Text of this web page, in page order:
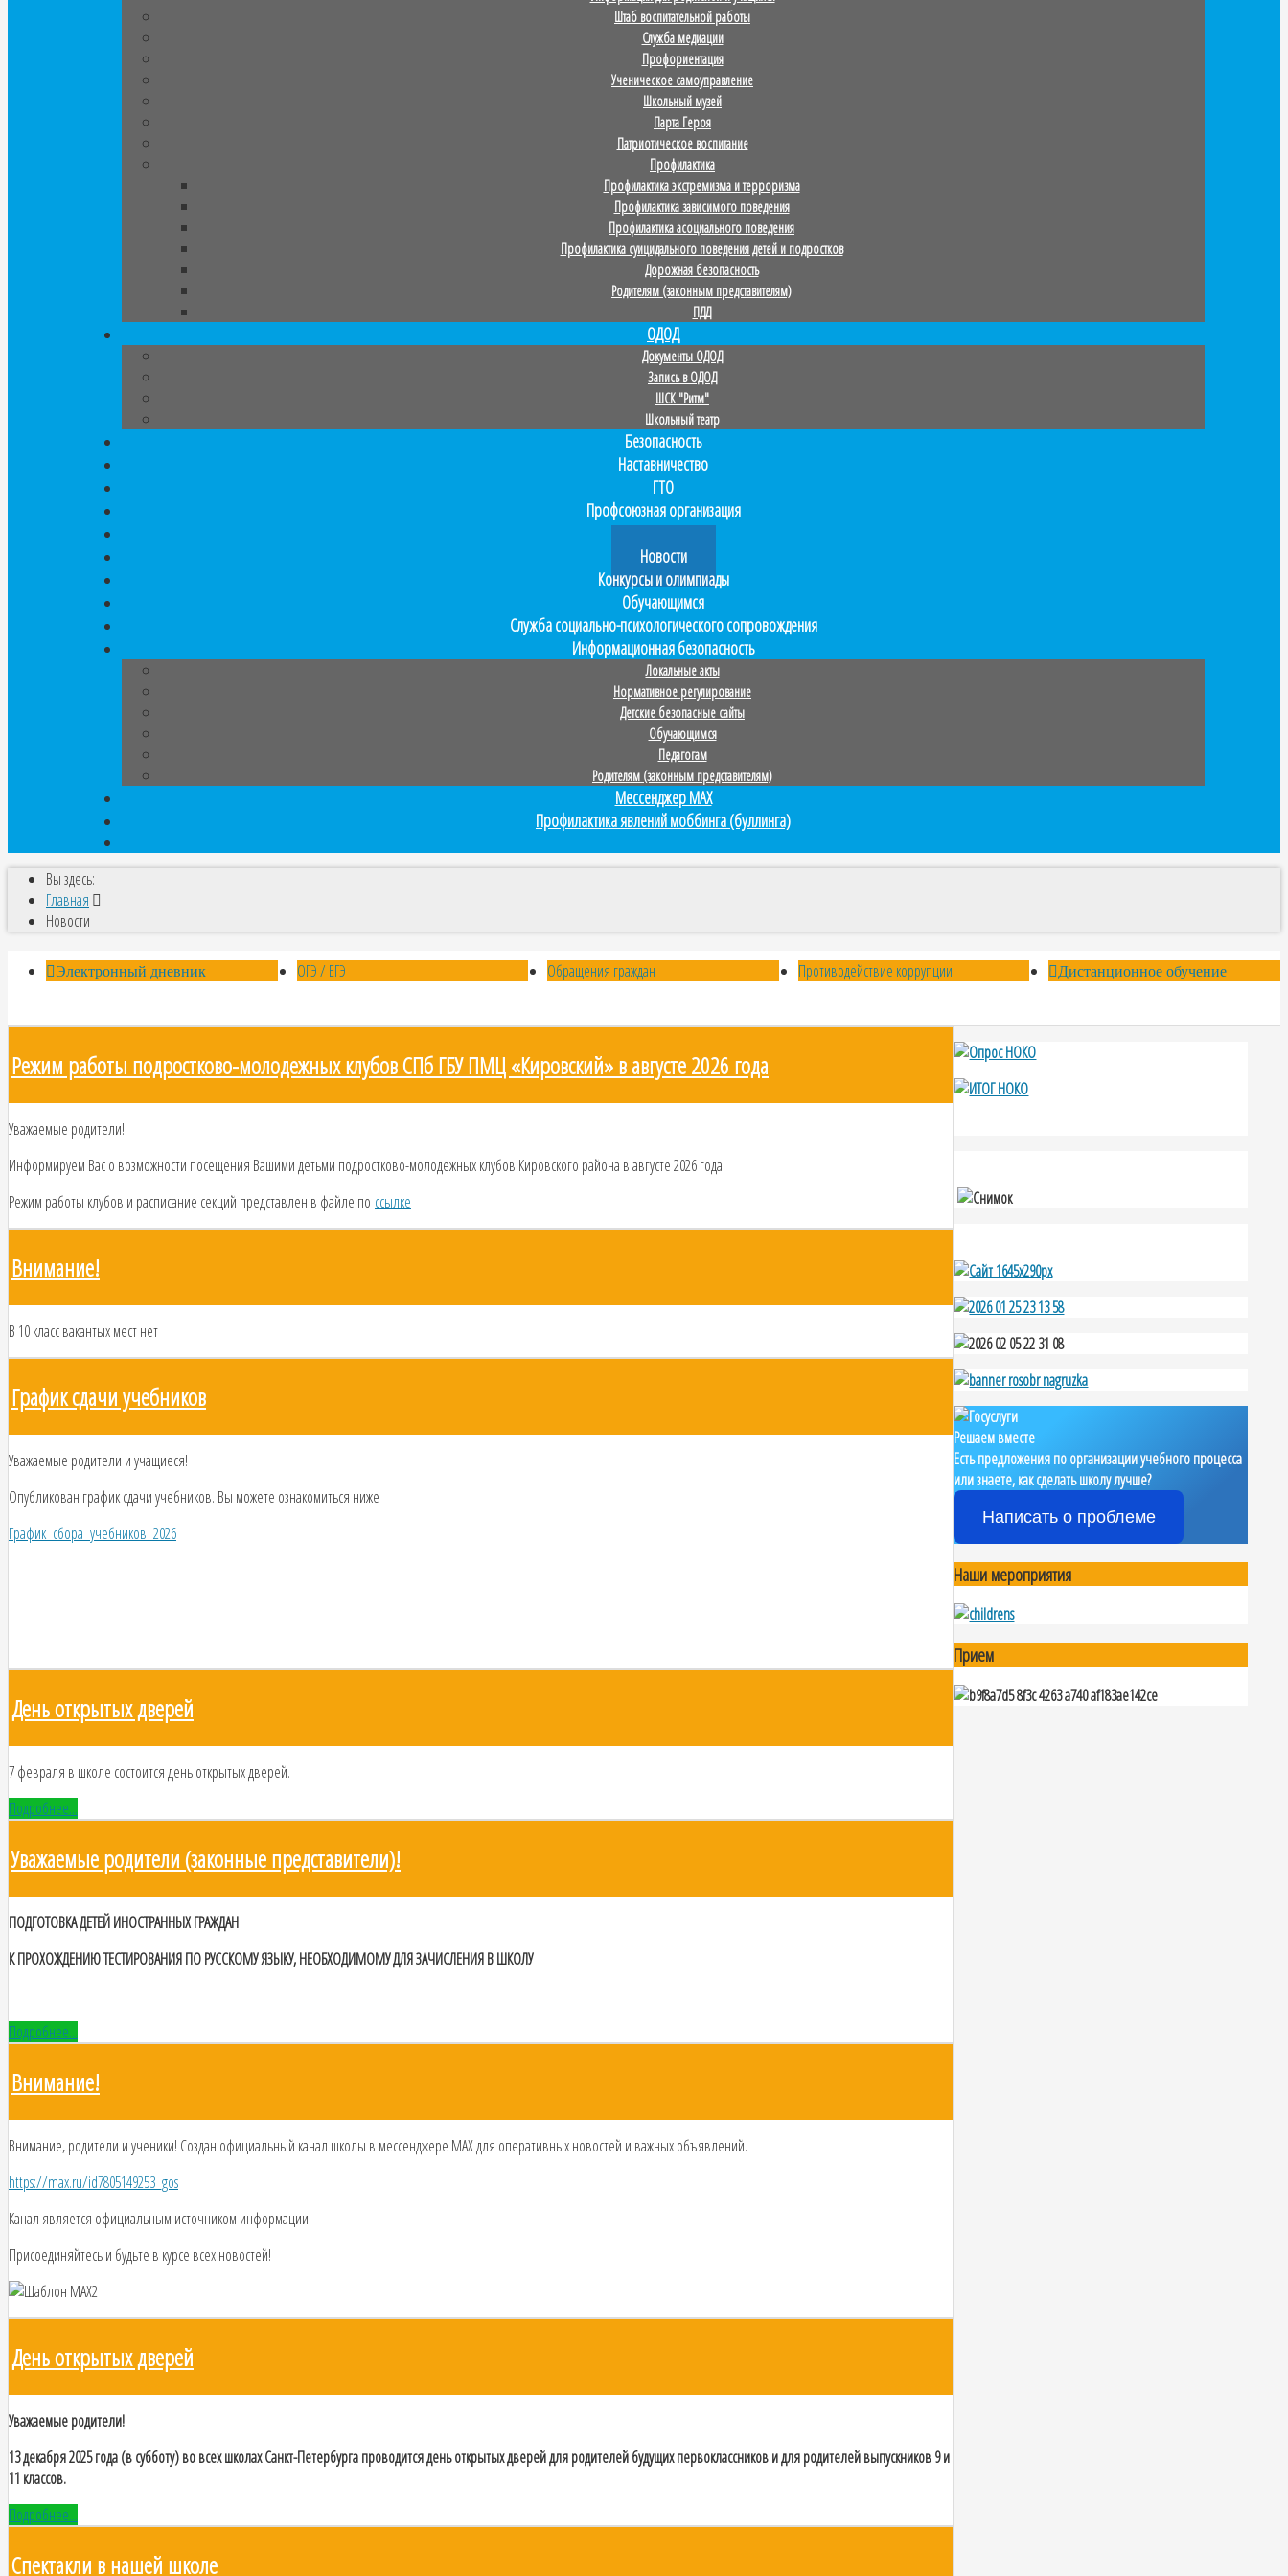
Штаб воспитательной работы
Служба медиации
Профориентация
Ученическое самоуправление
Школьный музей
Парта Героя
Патриотическое воспитание
Профилактика
Профилактика экстремизма и терроризма
Профилактика зависимого поведения
Профилактика асоциального поведения
Профилактика суицидального поведения детей и подростков
Дорожная безопасность
Родителям (законным представителям)
ПДД
ОДОД
Документы ОДОД
Запись в ОДОД
ШСК "Ритм"
Школьный театр
Безопасность
Наставничество
ГТО
Профсоюзная организация
Прием в 1 класс
Новости
Конкурсы и олимпиады
Обучающимся
Служба социально-психологического сопровождения
Информационная безопасность
Локальные акты
Нормативное регулирование
Детские безопасные сайты
Обучающимся
Педагогам
Родителям (законным представителям)
Мессенджер MAX
Профилактика явлений моббинга (буллинга)
Вы здесь:
Главная
Новости
Электронный дневник ОГЭ / ЕГЭ Обращения граждан Противодействие коррупции Дистанционное обучение
Режим работы подростково-молодежных клубов СПб ГБУ ПМЦ «Кировский» в августе 2026 года
Уважаемые родители!
Информируем Вас о возможности посещения Вашими детьми подростково-молодежных клубов Кировского района в августе 2026 года.
Режим работы клубов и расписание секций представлен в файле по ссылке
Внимание!
В 10 класс вакантых мест нет
График сдачи учебников
Уважаемые родители и учащиеся!
Опубликован график сдачи учебников. Вы можете ознакомиться ниже
График_сбора_учебников_2026
День открытых дверей
7 февраля в школе состоится день открытых дверей.
Подробнее...
Уважаемые родители (законные представители)!
ПОДГОТОВКА ДЕТЕЙ ИНОСТРАННЫХ ГРАЖДАН
К ПРОХОЖДЕНИЮ ТЕСТИРОВАНИЯ ПО РУССКОМУ ЯЗЫКУ, НЕОБХОДИМОМУ ДЛЯ ЗАЧИСЛЕНИЯ В ШКОЛУ
Подробнее...
Внимание!
Внимание, родители и ученики! Создан официальный канал школы в мессенджере MAX для оперативных новостей и важных объявлений.
https://max.ru/id7805149253_gos
Канал является официальным источником информации.
Присоединяйтесь и будьте в курсе всех новостей!
День открытых дверей
Уважаемые родители!
13 декабря 2025 года (в субботу) во всех школах Санкт-Петербурга проводится день открытых дверей для родителей будущих первоклассников и для родителей выпускников 9 и
11 классов.
Подробнее...
Спектакли в нашей школе
Решаем вместе
Есть предложения по организации учебного процесса
или знаете, как сделать школу лучше?
Написать о проблеме
Наши мероприятия
Прием